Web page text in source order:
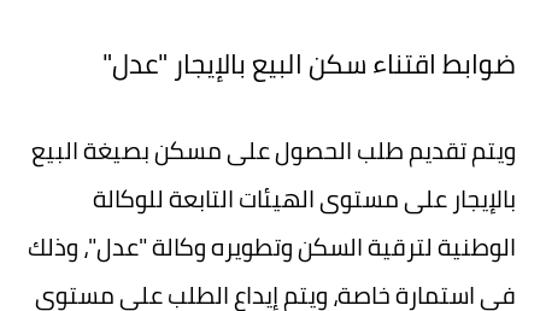
ضوابط اقتناء سكن البيع بالإيجار "عدل"
ويتم تقديم طلب الحصول على مسكن بصيغة البيع
بالإيجار على مستوى الهيئات التابعة للوكالة
الوطنية لترقية السكن وتطويره وكالة "عدل"، وذلك
في استمارة خاصة، ويتم إيداع الطلب على مستوى